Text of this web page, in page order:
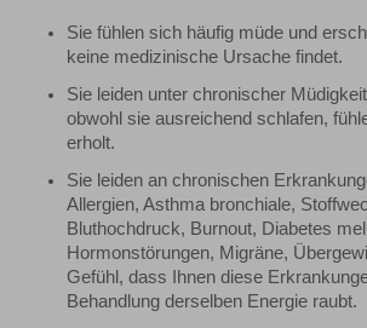
Sie fühlen sich häufig müde und
keine medizinische Ursache findet.
Sie leiden unter chronischer
obwohl sie ausreichend schlafen,
erholt.
Sie leiden an chronischen
Allergien, Asthma bronchiale,
Bluthochdruck, Burnout, Diabetes
Hormonstörungen, Migräne,
Gefühl, dass Ihnen diese
Behandlung derselben Energie raubt.